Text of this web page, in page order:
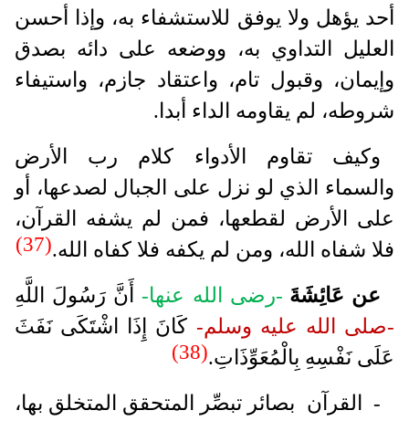
أحد يؤهل ولا يوفق للاستشفاء به، وإذا أحسن
العليل التداوي به، ووضعه على دائه بصدق
وإيمان، وقبول تام، واعتقاد جازم، واستيفاء
شروطه، لم يقاومه الداء أبدا.
وكيف تقاوم الأدواء كلام رب الأرض
والسماء الذي لو نزل على الجبال لصدعها، أو
على الأرض لقطعها، فمن لم يشفه القرآن،
فلا شفاه الله، ومن لم يكفه فلا كفاه الله.(37)
عن عَائِشَةَ -رضى الله عنها-أَنَّ رَسُولَ اللَّهِ
-صلى الله عليه وسلم- كَانَ إِذَا اشْتَكَى نَفَثَ
عَلَى نَفْسِهِ بِالْمُعَوِّذَاتِ.(38)
- القرآن بصائر تبصِّر المتحقق المتخلق بها،